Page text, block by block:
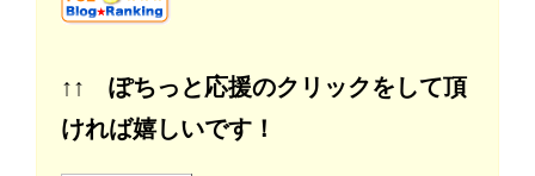
↑↑ ぽちっと応援のクリックをして頂
ければ嬉しいです！